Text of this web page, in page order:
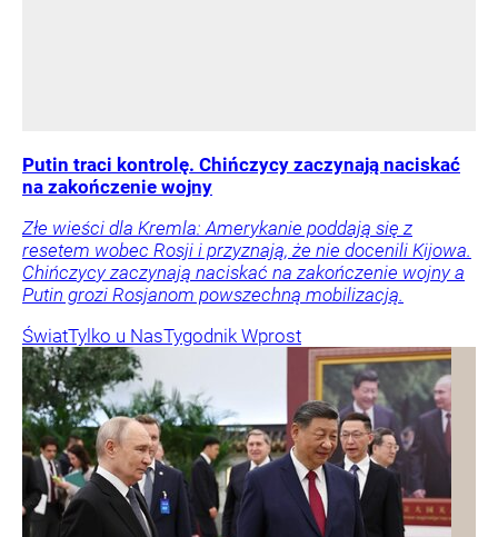
Putin traci kontrolę. Chińczycy zaczynają naciskać
na zakończenie wojny
Złe wieści dla Kremla: Amerykanie poddają się z
resetem wobec Rosji i przyznają, że nie docenili Kijowa.
Chińczycy zaczynają naciskać na zakończenie wojny a
Putin grozi Rosjanom powszechną mobilizacją.
ŚwiatTylko u NasTygodnik Wprost